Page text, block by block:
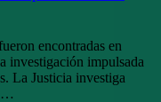
encontradas en
investigación impulsada
La Justicia investiga